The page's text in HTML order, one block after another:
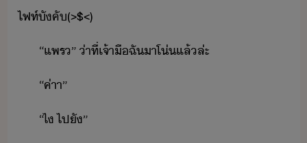
​ไฟท์​ัคั​(​>​$​<)
“​แพร​”​ ​่าที่​เจ้าื​ฉั​า​โ่​แล้​ล่ะ
“​ค่าา​”
“​ไ​ ​ไป​ั​”